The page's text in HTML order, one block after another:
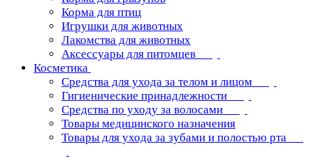
Корма для птиц
Игрушки для животных
Лакомства для животных
Аксессуары для питомцев
Косметика
Средства для ухода за телом и лицом
Гигиенические принадлежности
Средства по уходу за волосами
Товары медицинского назначения
Товары для ухода за зубами и полостью рта